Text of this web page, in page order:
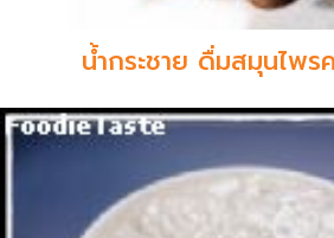
น้ำกระชาย ดื่มสมุนไพร